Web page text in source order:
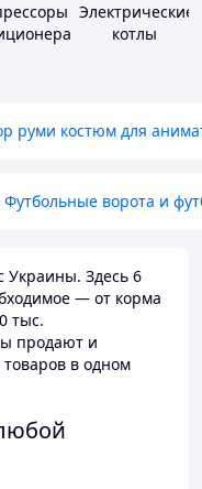
Электрические
котлы
руми костюм для
Футбольные ворота и
Здесь 6
— от корма
тыс.
продают и
в одном